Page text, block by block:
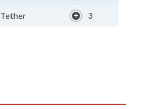
3
Tether